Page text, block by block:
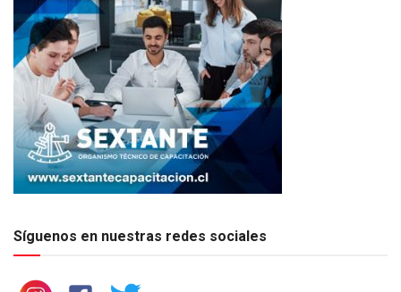
Síguenos en nuestras redes sociales